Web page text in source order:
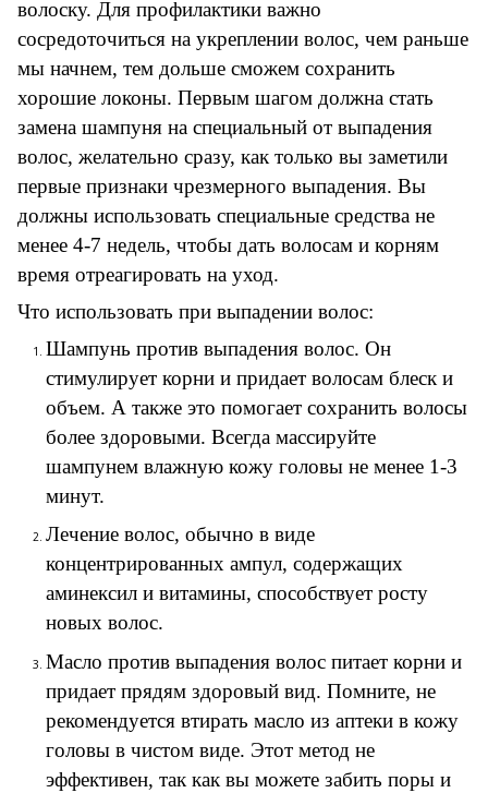
волоску. Для профилактики важно
сосредоточиться на укреплении волос, чем раньше
мы начнем, тем дольше сможем сохранить
хорошие локоны. Первым шагом должна стать
замена шампуня на специальный от выпадения
волос, желательно сразу, как только вы заметили
первые признаки чрезмерного выпадения. Вы
должны использовать специальные средства не
менее 4-7 недель, чтобы дать волосам и корням
время отреагировать на уход.
Что использовать при выпадении волос:
Шампунь против выпадения волос. Он
стимулирует корни и придает волосам блеск и
объем. А также это помогает сохранить волосы
более здоровыми. Всегда массируйте
шампунем влажную кожу головы не менее 1-3
минут.
Лечение волос, обычно в виде
концентрированных ампул, содержащих
аминексил и витамины, способствует росту
новых волос.
Масло против выпадения волос питает корни и
придает прядям здоровый вид. Помните, не
рекомендуется втирать масло из аптеки в кожу
головы в чистом виде. Этот метод не
эффективен, так как вы можете забить поры и